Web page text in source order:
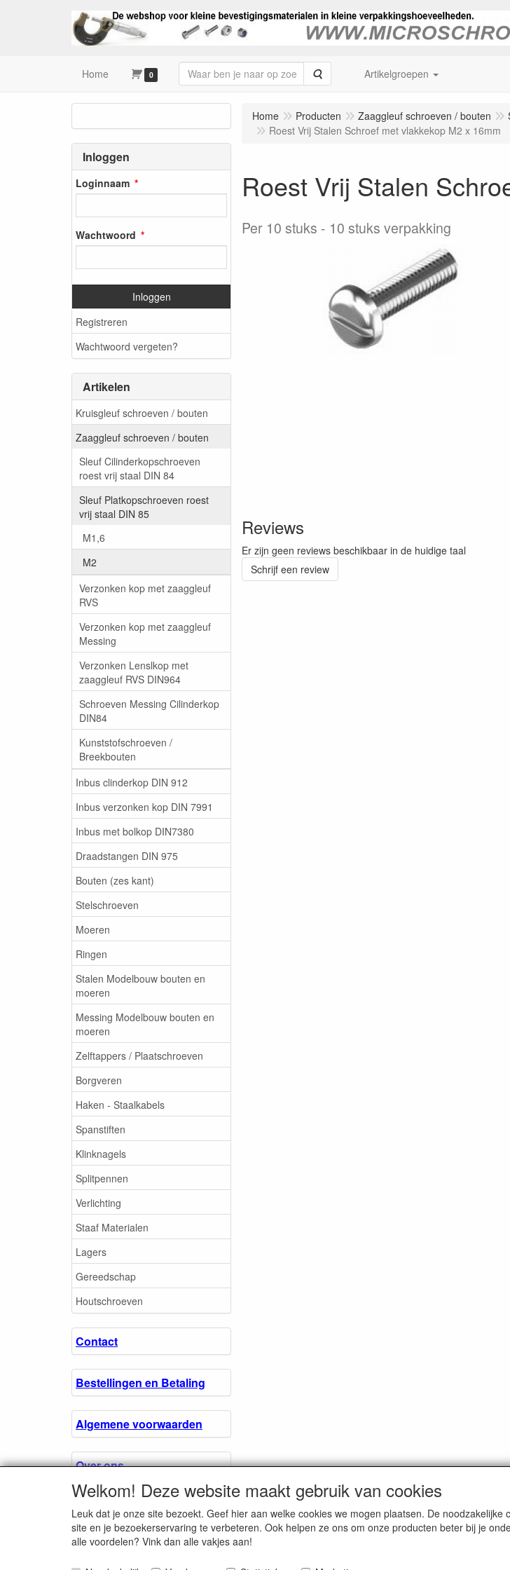
Home 0 Zoeken Artikelgroepen
Inloggen
Loginnaam
Wachtwoord
Inloggen
Registreren
Wachtwoord vergeten?
Artikelen
Kruisgleuf schroeven / bouten
Zaaggleuf schroeven / bouten
Sleuf Cilinderkopschroeven
roest vrij staal DIN 84
Sleuf Platkopschroeven roest
vrij staal DIN 85
M1,6
M2
Verzonken kop met zaaggleuf
RVS
Verzonken kop met zaaggleuf
Messing
Verzonken Lenslkop met
zaaggleuf RVS DIN964
Schroeven Messing Cilinderkop
DIN84
Kunststofschroeven /
Breekbouten
Inbus clinderkop DIN 912
Inbus verzonken kop DIN 7991
Inbus met bolkop DIN7380
Draadstangen DIN 975
Bouten (zes kant)
Stelschroeven
Moeren
Ringen
Stalen Modelbouw bouten en
moeren
Messing Modelbouw bouten en
moeren
Zelftappers / Plaatschroeven
Borgveren
Haken - Staalkabels
Spanstiften
Klinknagels
Splitpennen
Verlichting
Staaf Materialen
Lagers
Gereedschap
Houtschroeven
Contact
Bestellingen en Betaling
Algemene voorwaarden
Over ons.
Privacyverklaring
Home Producten Zaaggleuf schroeven / bouten
Roest Vrij Stalen Schroef met vlakkekop M2 x 16mm
Roest Vrij Stalen
Per 10 stuks 10 stuks verpakking
Reviews
Er zijn geen reviews beschikbaar in de huidige taal
Schrijf een review
Welkom! Deze website maakt gebruik van cookies
Leuk dat je onze site bezoekt. Geef hier aan welke cookies we mogen plaatsen. De
site en je bezoekerservaring te verbeteren. Ook helpen ze ons om onze producten beter bij je
alle voordelen? Vink dan alle vakjes aan!